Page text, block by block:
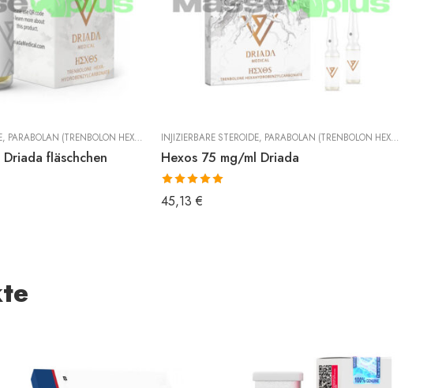
TRENBOLON
, PARABOLAN (TRENBOLON HEXAHYDROBENZYLCARBONAT) ,TRENBOLON
fläschchen
INJIZIERBARE STEROIDE, PARABOLAN (TRENBOLON HEXAHYDROBENZYLCARBONAT)
Hexos 75 mg/ml Driada
Bewertet mit
5.00von 5
45,13 €